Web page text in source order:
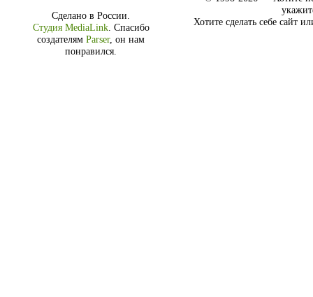
Сделано в России.
Студия MediaLink. Спасибо
создателям Parser, он нам
понравился.
Хотите сделать себе сайт